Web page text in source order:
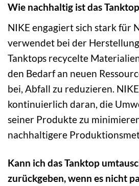
Wie nachhaltig ist das
NIKE engagiert sich stark für
verwendet bei der
Tanktops recycelte
den Bedarf an neuen
bei, Abfall zu reduzieren.
kontinuierlich daran, die
seiner Produkte zu
nachhaltigere
Kann ich das Tanktop
zurückgeben, wenn es nicht